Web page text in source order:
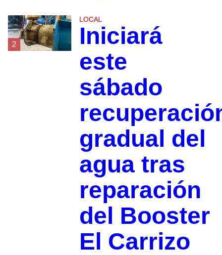
2
LOCAL
Iniciará
este
sábado
gradual del
agua tras
reparación
del Booster
El Carrizo